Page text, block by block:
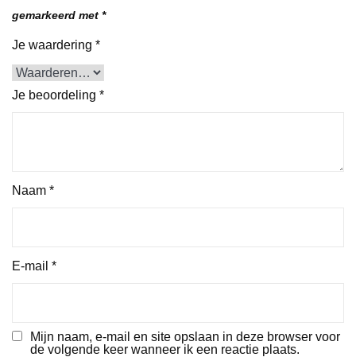
gemarkeerd met *
Je waardering *
Je beoordeling *
Naam *
E-mail *
Mijn naam, e-mail en site opslaan in deze browser voor
de volgende keer wanneer ik een reactie plaats.